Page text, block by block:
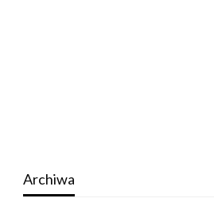
Archiwa